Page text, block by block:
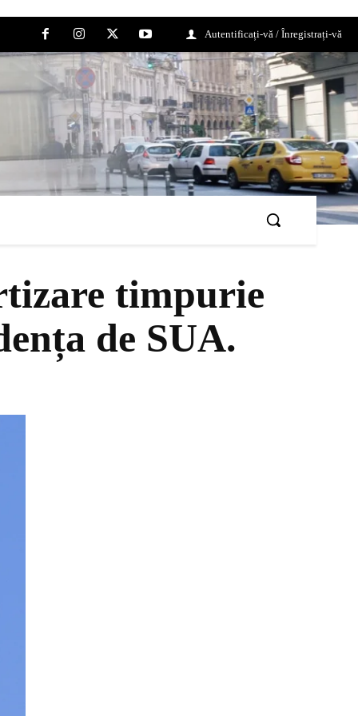
Autentificați-vă / Înregistrați-vă
timpurie
de SUA.